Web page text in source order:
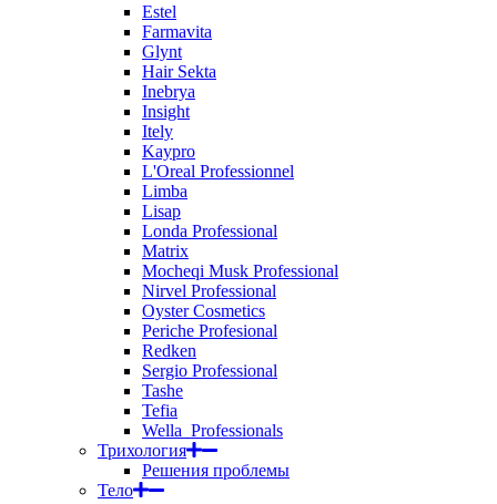
Estel
Farmavita
Glynt
Hair Sekta
Inebrya
Insight
Itely
Kaypro
L'Oreal Professionnel
Limba
Lisap
Londa Professional
Matrix
Mocheqi Musk Professional
Nirvel Professional
Oyster Cosmetics
Periche Profesional
Redken
Sergio Professional
Tashe
Tefia
Wella_Professionals
Трихология
Решения проблемы
Тело